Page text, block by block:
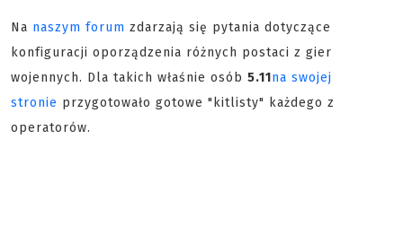
Na naszym forum zdarzają się pytania dotyczące
konfiguracji oporządzenia różnych postaci z gier
wojennych. Dla takich właśnie osób 5.11na swojej
stronie przygotowało gotowe "kitlisty" każdego z
operatorów.